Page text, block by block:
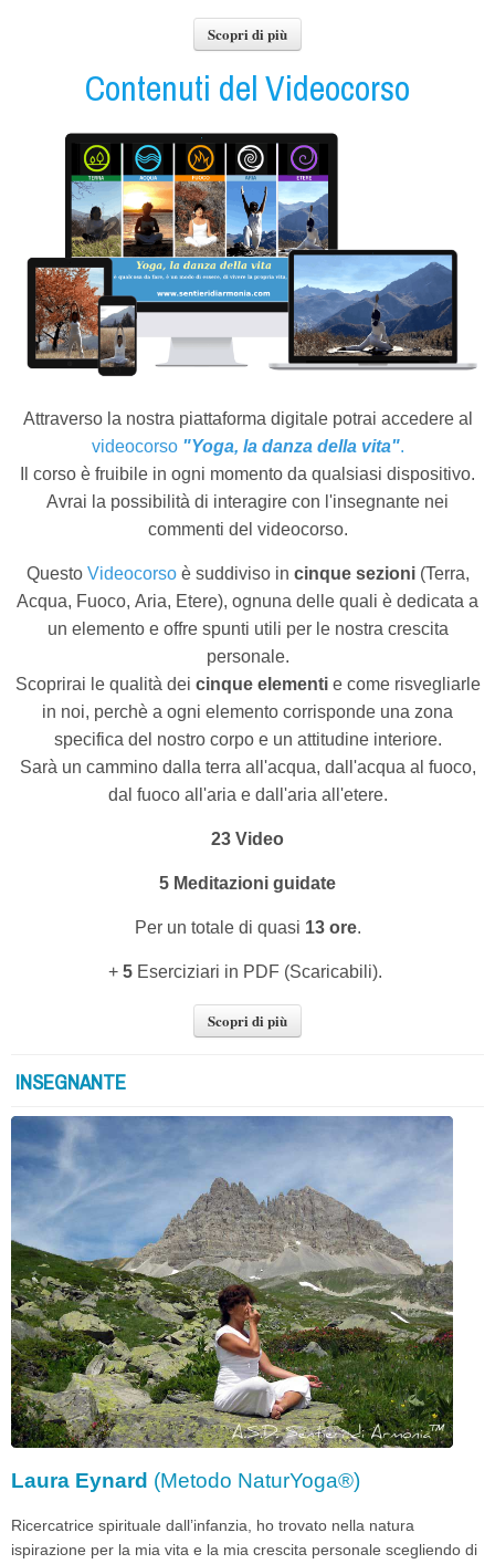
Scopri di più
Contenuti del Videocorso
Attraverso la nostra piattaforma digitale potrai accedere al
videocorso "Yoga, la danza della vita".
Il corso è fruibile in ogni momento da qualsiasi dispositivo.
Avrai la possibilità di interagire con l'insegnante nei
commenti del videocorso.
Questo Videocorsoè suddiviso in cinque sezioni (Terra,
Acqua, Fuoco, Aria, Etere), ognuna delle quali è dedicata a
un elemento e offre spunti utili per le nostra crescita
personale.
Scoprirai le qualità dei cinque elementie come risvegliarle
in noi, perchè a ogni elemento corrisponde una zona
specifica del nostro corpo e un attitudine interiore.
Sarà un cammino dalla terra all'acqua, dall'acqua al fuoco,
dal fuoco all'aria e dall'aria all'etere.
23 Video
5 Meditazioni guidate
Per un totale di quasi 13 ore.
+ 5 Eserciziari in PDF (Scaricabili).
Scopri di più
INSEGNANTE
Laura Eynard (Metodo NaturYoga®)
Ricercatrice spirituale dall’infanzia, ho trovato nella natura
ispirazione per la mia vita e la mia crescita personale scegliendo di